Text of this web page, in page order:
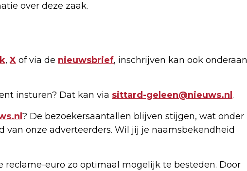
over deze zaak.
,X of via de nieuwsbrief, inschrijven kan ook onderaan
insturen? Dat kan via sittard-geleen@nieuws.nl.
? De bezoekersaantallen blijven stijgen, wat onder
van onze adverteerders. Wil jij je naamsbekendheid
euro zo optimaal mogelijk te besteden. Door